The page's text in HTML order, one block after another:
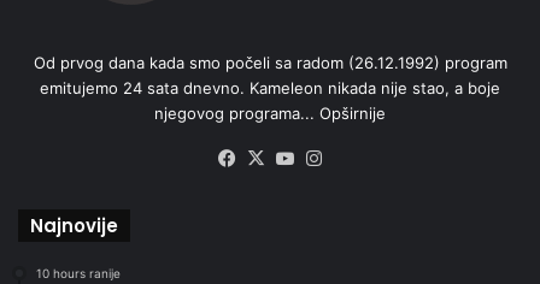
Od prvog dana kada smo počeli sa radom (26.12.1992) program
emitujemo 24 sata dnevno. Kameleon nikada nije stao, a boje
njegovog programa... Opširnije
Facebook
X YouTube
Najnovije
10 hours ranije